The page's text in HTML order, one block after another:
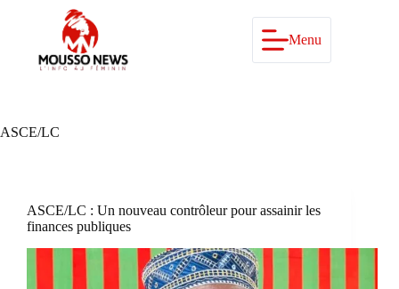
Menu
ASCE/LC
ASCE/LC : Un nouveau contrôleur pour assainir les
finances publiques